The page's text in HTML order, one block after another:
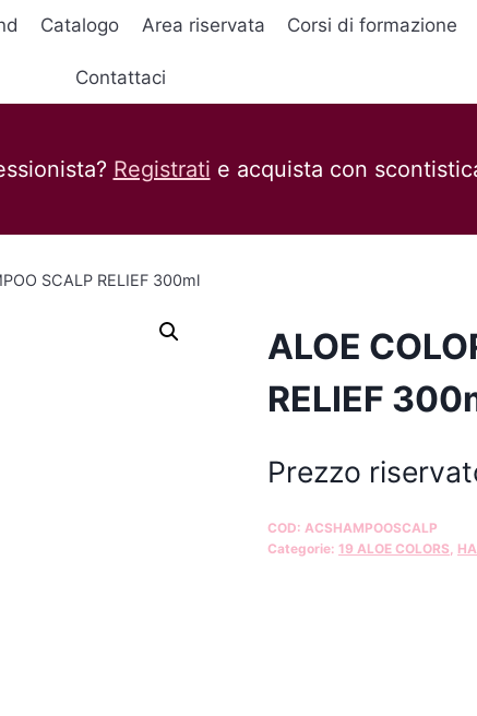
Catalogo Area riservata Corsi di formazione
Contattaci
Registrati e acquista con
SCALP RELIEF 300ml
ALOE
RELIEF
Prezzo
COD: ACSHAMPOOSCALP
Categorie: 19 ALOE COLORS,